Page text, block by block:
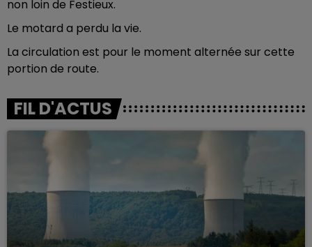
non loin de Festieux.
Le motard a perdu la vie.
La circulation est pour le moment alternée sur cette
portion de route.
FIL D'ACTUS